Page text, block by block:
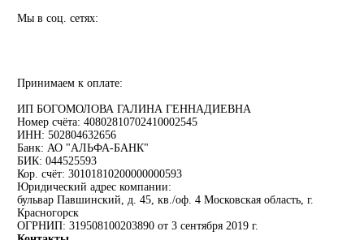
Мы в соц. сетях:
Принимаем к оплате:
ИП БОГОМОЛОВА ГАЛИНА ГЕННАДИЕВНА
Номер счёта: 40802810702410002545
ИНН: 502804632656
Банк: АО "АЛЬФА-БАНК"
БИК: 044525593
Кор. счёт: 30101810200000000593
Юридический адрес компании:
бульвар Павшинский, д. 45, кв./оф. 4 Московская область, г.
Красногорск
ОГРНИП: 319508100203890 от 3 сентября 2019 г.